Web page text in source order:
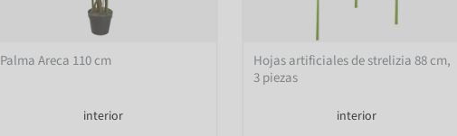
Palma Areca 110 cm
interior
Hojas artificiales de strelizia 88 cm,
3 piezas
interior